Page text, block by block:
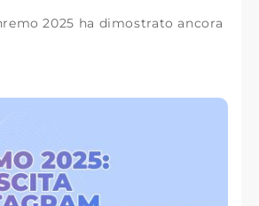
2025 ha dimostrato ancora